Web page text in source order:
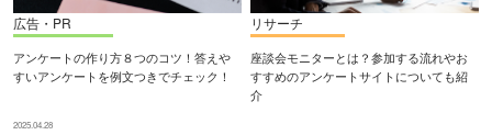
広告・PR
アンケートの作り方８つのコツ！答えや
すいアンケートを例文つきでチェック！
2025.04.28
リサーチ
座談会モニターとは？参加する流れやお
すすめのアンケートサイトについても紹
介